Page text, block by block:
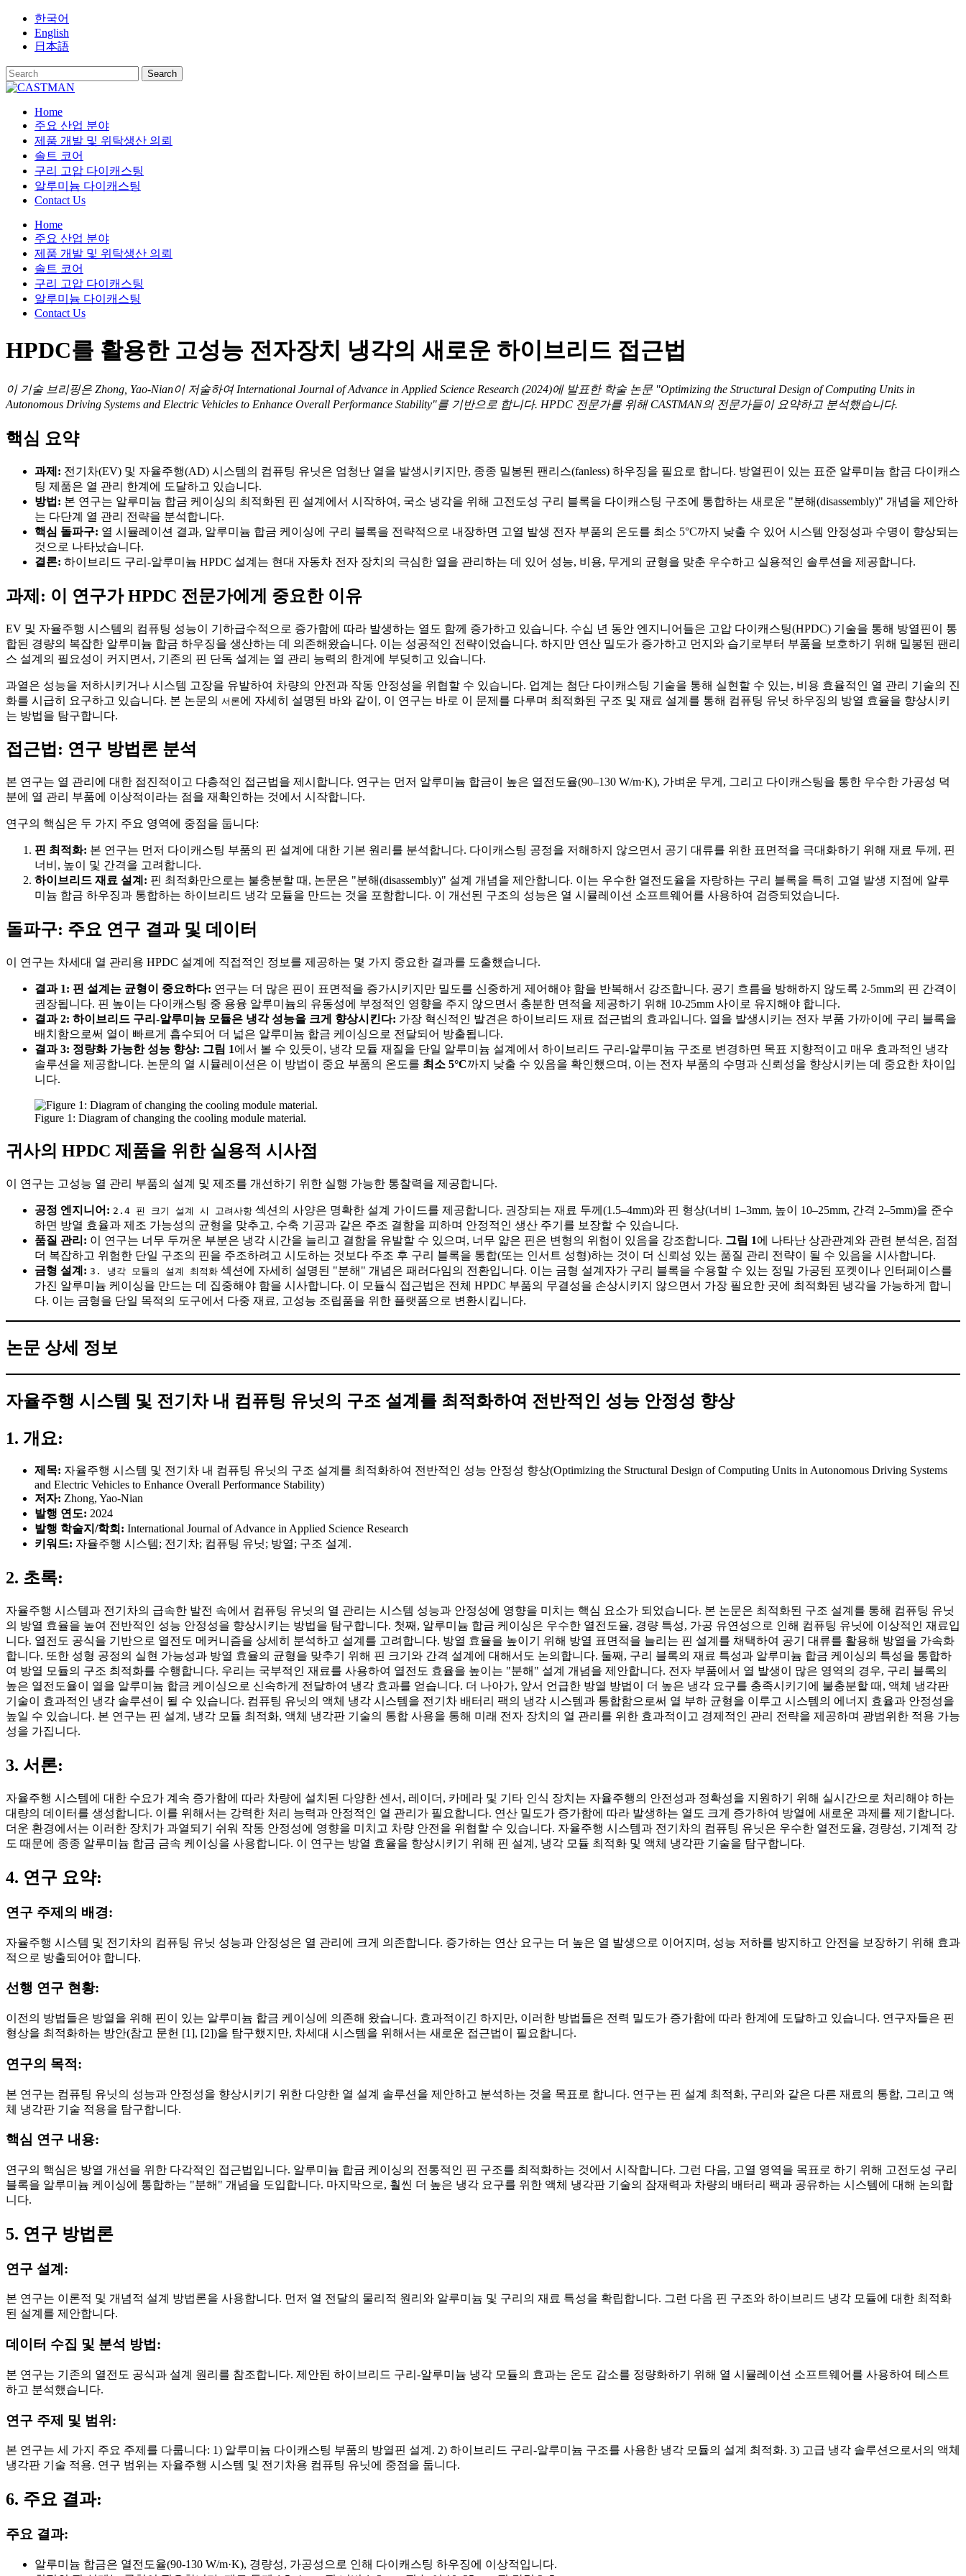
Skip
content
한국어
English
日本語
Home
주요 산업 분야
제품 개발 및 위탁생산 의뢰
솔트 코어
구리 고압 다이캐스팅
알루미늄 다이캐스팅
Contact Us
Home
주요 산업 분야
제품 개발 및 위탁생산 의뢰
솔트 코어
구리 고압 다이캐스팅
알루미늄 다이캐스팅
Contact Us
HPDC를 활용한 고성능 전자장치 냉각의 새로운 하이브리드 접근법
이 기술 브리핑은 Zhong, Yao-Nian이 저술하여 International Journal of Advance in Applied Science Research (2024)에 발표한 학술 논문 "Optimizing the Structural Design of Computing Units in
Autonomous Driving Systems and Electric Vehicles to Enhance Overall Performance Stability"를 기반으로 합니다. HPDC 전문가를 위해 CASTMAN의 전문가들이 요약하고 분석했습니다.
핵심 요약
과제: 전기차(EV) 및 자율주행(AD) 시스템의 컴퓨팅 유닛은 엄청난 열을 발생시키지만, 종종 밀봉된 팬리스(fanless) 하우징을 필요로 합니다. 방열핀이 있는 표준 알루미늄 합금 다이캐스
팅 제품은 열 관리 한계에 도달하고 있습니다.
방법: 본 연구는 알루미늄 합금 케이싱의 최적화된 핀 설계에서 시작하여, 국소 냉각을 위해 고전도성 구리 블록을 다이캐스팅 구조에 통합하는 새로운 "분해(disassembly)" 개념을 제안하
는 다단계 열 관리 전략을 분석합니다.
핵심 돌파구: 열 시뮬레이션 결과, 알루미늄 합금 케이싱에 구리 블록을 전략적으로 내장하면 고열 발생 전자 부품의 온도를 최소 5°C까지 낮출 수 있어 시스템 안정성과 수명이 향상되는
것으로 나타났습니다.
결론: 하이브리드 구리-알루미늄 HPDC 설계는 현대 자동차 전자 장치의 극심한 열을 관리하는 데 있어 성능, 비용, 무게의 균형을 맞춘 우수하고 실용적인 솔루션을 제공합니다.
과제: 이 연구가 HPDC 전문가에게 중요한 이유
EV 및 자율주행 시스템의 컴퓨팅 성능이 기하급수적으로 증가함에 따라 발생하는 열도 함께 증가하고 있습니다. 수십 년 동안 엔지니어들은 고압 다이캐스팅(HPDC) 기술을 통해 방열핀이 통
합된 경량의 복잡한 알루미늄 합금 하우징을 생산하는 데 의존해왔습니다. 이는 성공적인 전략이었습니다. 하지만 연산 밀도가 증가하고 먼지와 습기로부터 부품을 보호하기 위해 밀봉된 팬리
스 설계의 필요성이 커지면서, 기존의 핀 단독 설계는 열 관리 능력의 한계에 부딪히고 있습니다.
과열은 성능을 저하시키거나 시스템 고장을 유발하여 차량의 안전과 작동 안정성을 위협할 수 있습니다. 업계는 첨단 다이캐스팅 기술을 통해 실현할 수 있는, 비용 효율적인 열 관리 기술의 진
화를 시급히 요구하고 있습니다. 본 논문의 서론에 자세히 설명된 바와 같이, 이 연구는 바로 이 문제를 다루며 최적화된 구조 및 재료 설계를 통해 컴퓨팅 유닛 하우징의 방열 효율을 향상시키
는 방법을 탐구합니다.
접근법: 연구 방법론 분석
본 연구는 열 관리에 대한 점진적이고 다층적인 접근법을 제시합니다. 연구는 먼저 알루미늄 합금이 높은 열전도율(90–130 W/m·K), 가벼운 무게, 그리고 다이캐스팅을 통한 우수한 가공성 덕
분에 열 관리 부품에 이상적이라는 점을 재확인하는 것에서 시작합니다.
연구의 핵심은 두 가지 주요 영역에 중점을 둡니다:
핀 최적화: 본 연구는 먼저 다이캐스팅 부품의 핀 설계에 대한 기본 원리를 분석합니다. 다이캐스팅 공정을 저해하지 않으면서 공기 대류를 위한 표면적을 극대화하기 위해 재료 두께, 핀
너비, 높이 및 간격을 고려합니다.
하이브리드 재료 설계: 핀 최적화만으로는 불충분할 때, 논문은 "분해(disassembly)" 설계 개념을 제안합니다. 이는 우수한 열전도율을 자랑하는 구리 블록을 특히 고열 발생 지점에 알루
미늄 합금 하우징과 통합하는 하이브리드 냉각 모듈을 만드는 것을 포함합니다. 이 개선된 구조의 성능은 열 시뮬레이션 소프트웨어를 사용하여 검증되었습니다.
돌파구: 주요 연구 결과 및 데이터
이 연구는 차세대 열 관리용 HPDC 설계에 직접적인 정보를 제공하는 몇 가지 중요한 결과를 도출했습니다.
결과 1: 핀 설계는 균형이 중요하다: 연구는 더 많은 핀이 표면적을 증가시키지만 밀도를 신중하게 제어해야 함을 반복해서 강조합니다. 공기 흐름을 방해하지 않도록 2-5mm의 핀 간격이
권장됩니다. 핀 높이는 다이캐스팅 중 용융 알루미늄의 유동성에 부정적인 영향을 주지 않으면서 충분한 면적을 제공하기 위해 10-25mm 사이로 유지해야 합니다.
결과 2: 하이브리드 구리-알루미늄 모듈은 냉각 성능을 크게 향상시킨다: 가장 혁신적인 발견은 하이브리드 재료 접근법의 효과입니다. 열을 발생시키는 전자 부품 가까이에 구리 블록을
배치함으로써 열이 빠르게 흡수되어 더 넓은 알루미늄 합금 케이싱으로 전달되어 방출됩니다.
결과 3: 정량화 가능한 성능 향상: 그림 1에서 볼 수 있듯이, 냉각 모듈 재질을 단일 알루미늄 설계에서 하이브리드 구리-알루미늄 구조로 변경하면 목표 지향적이고 매우 효과적인 냉각
솔루션을 제공합니다. 논문의 열 시뮬레이션은 이 방법이 중요 부품의 온도를 최소 5°C까지 낮출 수 있음을 확인했으며, 이는 전자 부품의 수명과 신뢰성을 향상시키는 데 중요한 차이입
니다.
Figure 1: Diagram of changing the cooling module material.
귀사의 HPDC 제품을 위한 실용적 시사점
이 연구는 고성능 열 관리 부품의 설계 및 제조를 개선하기 위한 실행 가능한 통찰력을 제공합니다.
공정 엔지니어: 2.4 핀 크기 설계 시 고려사항 섹션의 사양은 명확한 설계 가이드를 제공합니다. 권장되는 재료 두께(1.5–4mm)와 핀 형상(너비 1–3mm, 높이 10–25mm, 간격 2–5mm)을 준수
하면 방열 효율과 제조 가능성의 균형을 맞추고, 수축 기공과 같은 주조 결함을 피하며 안정적인 생산 주기를 보장할 수 있습니다.
품질 관리: 이 연구는 너무 두꺼운 부분은 냉각 시간을 늘리고 결함을 유발할 수 있으며, 너무 얇은 핀은 변형의 위험이 있음을 강조합니다. 그림 1에 나타난 상관관계와 관련 분석은, 점점
더 복잡하고 위험한 단일 구조의 핀을 주조하려고 시도하는 것보다 주조 후 구리 블록을 통합(또는 인서트 성형)하는 것이 더 신뢰성 있는 품질 관리 전략이 될 수 있음을 시사합니다.
금형 설계: 3. 냉각 모듈의 설계 최적화 섹션에 자세히 설명된 "분해" 개념은 패러다임의 전환입니다. 이는 금형 설계자가 구리 블록을 수용할 수 있는 정밀 가공된 포켓이나 인터페이스를
가진 알루미늄 케이싱을 만드는 데 집중해야 함을 시사합니다. 이 모듈식 접근법은 전체 HPDC 부품의 무결성을 손상시키지 않으면서 가장 필요한 곳에 최적화된 냉각을 가능하게 합니
다. 이는 금형을 단일 목적의 도구에서 다중 재료, 고성능 조립품을 위한 플랫폼으로 변환시킵니다.
논문 상세 정보
자율주행 시스템 및 전기차 내 컴퓨팅 유닛의 구조 설계를 최적화하여 전반적인 성능 안정성 향상
1. 개요:
제목: 자율주행 시스템 및 전기차 내 컴퓨팅 유닛의 구조 설계를 최적화하여 전반적인 성능 안정성 향상(Optimizing the Structural Design of Computing Units in Autonomous Driving Systems
and Electric Vehicles to Enhance Overall Performance Stability)
저자: Zhong, Yao-Nian
발행 연도: 2024
발행 학술지/학회: International Journal of Advance in Applied Science Research
키워드: 자율주행 시스템; 전기차; 컴퓨팅 유닛; 방열; 구조 설계.
2. 초록:
자율주행 시스템과 전기차의 급속한 발전 속에서 컴퓨팅 유닛의 열 관리는 시스템 성능과 안정성에 영향을 미치는 핵심 요소가 되었습니다. 본 논문은 최적화된 구조 설계를 통해 컴퓨팅 유닛
의 방열 효율을 높여 전반적인 성능 안정성을 향상시키는 방법을 탐구합니다. 첫째, 알루미늄 합금 케이싱은 우수한 열전도율, 경량 특성, 가공 유연성으로 인해 컴퓨팅 유닛에 이상적인 재료입
니다. 열전도 공식을 기반으로 열전도 메커니즘을 상세히 분석하고 설계를 고려합니다. 방열 효율을 높이기 위해 방열 표면적을 늘리는 핀 설계를 채택하여 공기 대류를 활용해 방열을 가속화
합니다. 또한 성형 공정의 실현 가능성과 방열 효율의 균형을 맞추기 위해 핀 크기와 간격 설계에 대해서도 논의합니다. 둘째, 구리 블록의 재료 특성과 알루미늄 합금 케이싱의 특성을 통합하
여 방열 모듈의 구조 최적화를 수행합니다. 우리는 국부적인 재료를 사용하여 열전도 효율을 높이는 "분해" 설계 개념을 제안합니다. 전자 부품에서 열 발생이 많은 영역의 경우, 구리 블록의
높은 열전도율이 열을 알루미늄 합금 케이싱으로 신속하게 전달하여 냉각 효과를 얻습니다. 더 나아가, 앞서 언급한 방열 방법이 더 높은 냉각 요구를 충족시키기에 불충분할 때, 액체 냉각판
기술이 효과적인 냉각 솔루션이 될 수 있습니다. 컴퓨팅 유닛의 액체 냉각 시스템을 전기차 배터리 팩의 냉각 시스템과 통합함으로써 열 부하 균형을 이루고 시스템의 에너지 효율과 안정성을
높일 수 있습니다. 본 연구는 핀 설계, 냉각 모듈 최적화, 액체 냉각판 기술의 통합 사용을 통해 미래 전자 장치의 열 관리를 위한 효과적이고 경제적인 관리 전략을 제공하며 광범위한 적용 가능
성을 가집니다.
3. 서론:
자율주행 시스템에 대한 수요가 계속 증가함에 따라 차량에 설치된 다양한 센서, 레이더, 카메라 및 기타 인식 장치는 자율주행의 안전성과 정확성을 지원하기 위해 실시간으로 처리해야 하는
대량의 데이터를 생성합니다. 이를 위해서는 강력한 처리 능력과 안정적인 열 관리가 필요합니다. 연산 밀도가 증가함에 따라 발생하는 열도 크게 증가하여 방열에 새로운 과제를 제기합니다.
더운 환경에서는 이러한 장치가 과열되기 쉬워 작동 안정성에 영향을 미치고 차량 안전을 위협할 수 있습니다. 자율주행 시스템과 전기차의 컴퓨팅 유닛은 우수한 열전도율, 경량성, 기계적 강
도 때문에 종종 알루미늄 합금 금속 케이싱을 사용합니다. 이 연구는 방열 효율을 향상시키기 위해 핀 설계, 냉각 모듈 최적화 및 액체 냉각판 기술을 탐구합니다.
4. 연구 요약:
연구 주제의 배경:
자율주행 시스템 및 전기차의 컴퓨팅 유닛 성능과 안정성은 열 관리에 크게 의존합니다. 증가하는 연산 요구는 더 높은 열 발생으로 이어지며, 성능 저하를 방지하고 안전을 보장하기 위해 효과
적으로 방출되어야 합니다.
선행 연구 현황:
이전의 방법들은 방열을 위해 핀이 있는 알루미늄 합금 케이싱에 의존해 왔습니다. 효과적이긴 하지만, 이러한 방법들은 전력 밀도가 증가함에 따라 한계에 도달하고 있습니다. 연구자들은 핀
형상을 최적화하는 방안(참고 문헌 [1], [2])을 탐구했지만, 차세대 시스템을 위해서는 새로운 접근법이 필요합니다.
연구의 목적:
본 연구는 컴퓨팅 유닛의 성능과 안정성을 향상시키기 위한 다양한 열 설계 솔루션을 제안하고 분석하는 것을 목표로 합니다. 연구는 핀 설계 최적화, 구리와 같은 다른 재료의 통합, 그리고 액
체 냉각판 기술 적용을 탐구합니다.
핵심 연구 내용:
연구의 핵심은 방열 개선을 위한 다각적인 접근법입니다. 알루미늄 합금 케이싱의 전통적인 핀 구조를 최적화하는 것에서 시작합니다. 그런 다음, 고열 영역을 목표로 하기 위해 고전도성 구리
블록을 알루미늄 케이싱에 통합하는 "분해" 개념을 도입합니다. 마지막으로, 훨씬 더 높은 냉각 요구를 위한 액체 냉각판 기술의 잠재력과 차량의 배터리 팩과 공유하는 시스템에 대해 논의합
니다.
5. 연구 방법론
연구 설계:
본 연구는 이론적 및 개념적 설계 방법론을 사용합니다. 먼저 열 전달의 물리적 원리와 알루미늄 및 구리의 재료 특성을 확립합니다. 그런 다음 핀 구조와 하이브리드 냉각 모듈에 대한 최적화
된 설계를 제안합니다.
데이터 수집 및 분석 방법:
본 연구는 기존의 열전도 공식과 설계 원리를 참조합니다. 제안된 하이브리드 구리-알루미늄 냉각 모듈의 효과는 온도 감소를 정량화하기 위해 열 시뮬레이션 소프트웨어를 사용하여 테스트
하고 분석했습니다.
연구 주제 및 범위:
본 연구는 세 가지 주요 주제를 다룹니다: 1) 알루미늄 다이캐스팅 부품의 방열핀 설계. 2) 하이브리드 구리-알루미늄 구조를 사용한 냉각 모듈의 설계 최적화. 3) 고급 냉각 솔루션으로서의 액체
냉각판 기술 적용. 연구 범위는 자율주행 시스템 및 전기차용 컴퓨팅 유닛에 중점을 둡니다.
6. 주요 결과:
주요 결과:
알루미늄 합금은 열전도율(90-130 W/m·K), 경량성, 가공성으로 인해 다이캐스팅 하우징에 이상적입니다.